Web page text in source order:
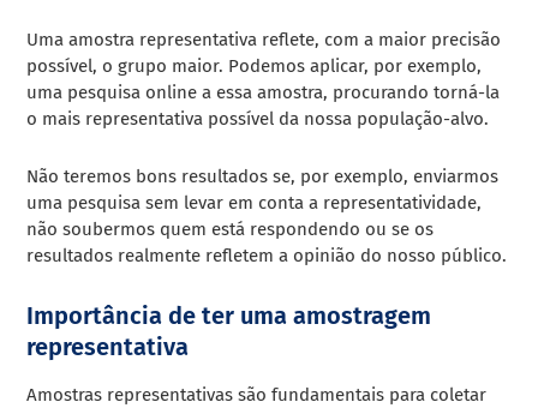
Uma amostra representativa reflete, com a maior precisão
possível, o grupo maior. Podemos aplicar, por exemplo,
uma pesquisa online a essa amostra, procurando torná-la
o mais representativa possível da nossa população-alvo.
Não teremos bons resultados se, por exemplo, enviarmos
uma pesquisa sem levar em conta a representatividade,
não soubermos quem está respondendo ou se os
resultados realmente refletem a opinião do nosso público.
Importância de ter uma amostragem
representativa
Amostras representativas são fundamentais para coletar